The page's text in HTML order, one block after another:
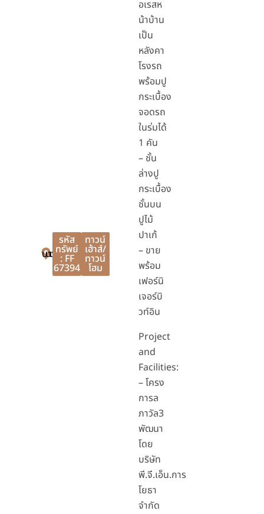
บางใหญ่
บางใหญ่
นนทบุรี
รหัส
ทรัพย์
: FF
67394
ทาวน์
เฮ้าส์/
ทาวน์
โฮม
อเรสห
น้าบ้าน
เป็น
หลังคา
โรงรถ
พร้อมปู
กระเบื้อง
จอดรถ
ในร่มได้
1 คัน
– ชั้น
ล่างปู
กระเบื้อง
ชั้นบน
ปูไม้
ปาเก้
– ขาย
พร้อม
เฟอร์นิ
เจอร์บิ
วท์อิน
Project
and
Facilities:
– โครง
การล
ภาวัล3
พัฒนา
โดย
บริษัท
พี.จี.เอ็น.การ
โยธา
จำกัด